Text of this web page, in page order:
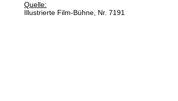
Quelle:
Illustrierte Film-Bühne, Nr. 7191